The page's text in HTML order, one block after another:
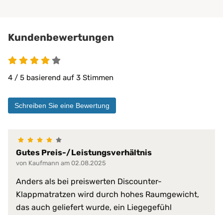
Obermaterial:
Produkt-Vorteile:
gute Luftzirkulation
pflegeleicht
strapazierfähig
Kundenbewertungen
4 von 5
4 / 5 basierend auf 3 Stimmen
Schreiben Sie eine Bewertung
Gutes Preis-/Leistungsverhältnis
von Kaufmann am 02.08.2025
Anders als bei preiswerten Discounter-
Klappmatratzen wird durch hohes Raumgewicht,
das auch geliefert wurde, ein Liegegefühl